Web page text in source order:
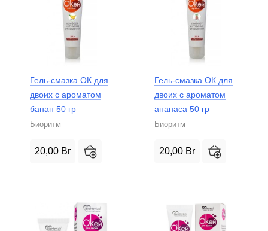
Гель-смазка ОК для
двоих с ароматом
банан 50 гр
Биоритм
20,00 Br
Гель-смазка ОК для
двоих с ароматом
ананаса 50 гр
Биоритм
20,00 Br